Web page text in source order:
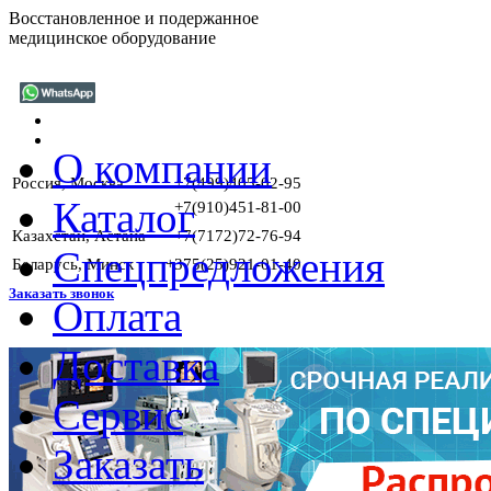
Восстановленное и подержанное
медицинское оборудование
Россия, Москва
+7(499)405-02-95
+7(910)451-81-00
Казахстан, Астана
+7(7172)72-76-94
Беларусь, Минск
+375(25)921-01-40
Заказать звонок
О компании
Каталог
Спецпредложения
Оплата
Доставка
Сервис
Заказать